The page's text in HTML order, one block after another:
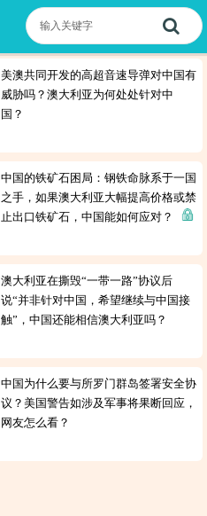
美澳共同开发的高超音速导弹对中国有
威胁吗？澳大利亚为何处处针对中
国？
中国的铁矿石困局：钢铁命脉系于一国
之手，如果澳大利亚大幅提高价格或禁
止出口铁矿石，中国能如何应对？
澳大利亚在撕毁“一带一路”协议后
说“并非针对中国，希望继续与中国接
触”，中国还能相信澳大利亚吗？
中国为什么要与所罗门群岛签署安全协
议？美国警告如涉及军事将果断回应，
网友怎么看？